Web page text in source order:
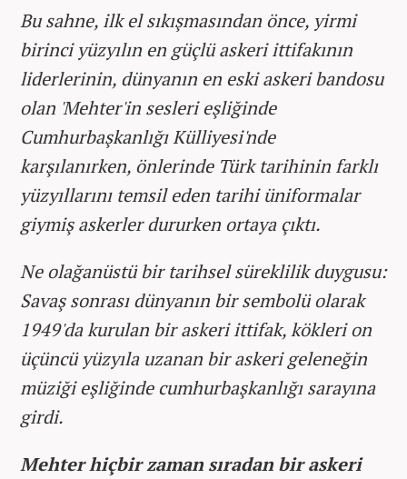
Bu sahne, ilk el sıkışmasından önce, yirmi
birinci yüzyılın en güçlü askeri ittifakının
liderlerinin, dünyanın en eski askeri bandosu
olan 'Mehter'in sesleri eşliğinde
Cumhurbaşkanlığı Külliyesi'nde
karşılanırken, önlerinde Türk tarihinin farklı
yüzyıllarını temsil eden tarihi üniformalar
giymiş askerler dururken ortaya çıktı.
Ne olağanüstü bir tarihsel süreklilik duygusu:
Savaş sonrası dünyanın bir sembolü olarak
1949'da kurulan bir askeri ittifak, kökleri on
üçüncü yüzyıla uzanan bir askeri geleneğin
müziği eşliğinde cumhurbaşkanlığı sarayına
girdi.
Mehter hiçbir zaman sıradan bir askeri